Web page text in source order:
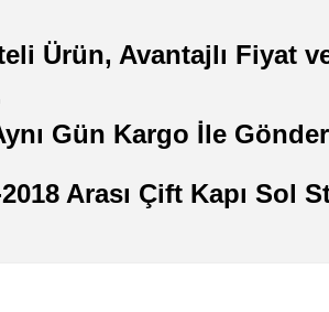
Ürün, Avantajlı Fiyat
Gün Kargo İle
Arası Çift Kapı Sol